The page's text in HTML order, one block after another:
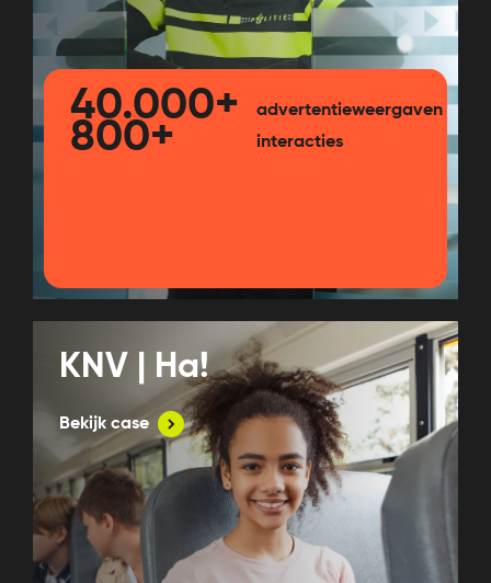
40.000+ advertentieweergaven
800+ interacties
KNV | Ha!
Bekijk case